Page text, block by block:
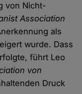
von Nicht-
Association
als
wurde. Dass
führt Leo
von
Druck